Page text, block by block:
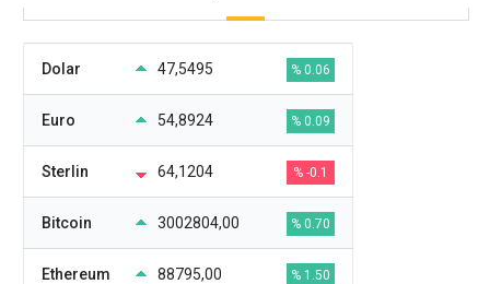
Dolar 47,5495 % 0.06
Euro 54,8924 % 0.09
Sterlin 64,1204 % -0.1
Bitcoin 3002804,00 % 0.70
Ethereum 88795,00 % 1.50